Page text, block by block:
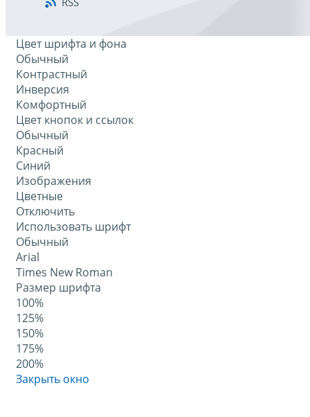
Цвет шрифта и фона
Обычный
Контрастный
Инверсия
Комфортный
Цвет кнопок и ссылок
Обычный
Красный
Синий
Изображения
Цветные
Отключить
Использовать шрифт
Обычный
Arial
Times New Roman
Размер шрифта
100%
125%
150%
175%
200%
Закрыть окно